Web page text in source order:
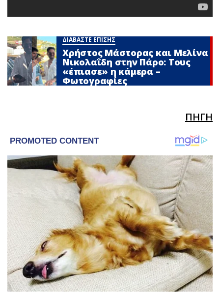
ΔΙΑΒΑΣΤΕ ΕΠΙΣΗΣ
Χρήστος Μάστορας και Μελίνα
Νικολαΐδη στην Πάρο: Τους
«έπιασε» η κάμερα –
Φωτογραφίες
ΠΗΓΗ